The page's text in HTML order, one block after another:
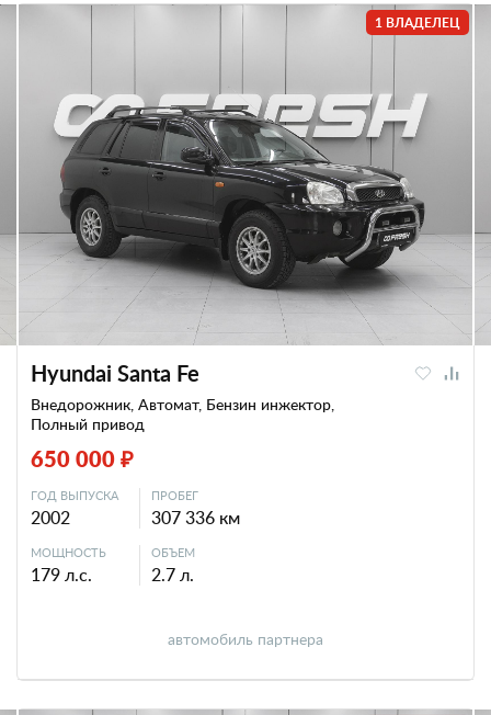
1 ВЛАДЕЛЕЦ
Hyundai Santa Fe
Внедорожник, Автомат, Бензин инжектор,
Полный привод
650 000 ₽
ГОД ВЫПУСКА
2002
ПРОБЕГ
307 336 км
МОЩНОСТЬ
179 л.с.
ОБЪЕМ
2.7 л.
автомобиль партнера